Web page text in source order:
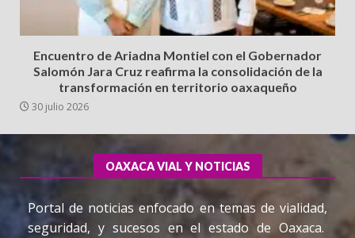
Encuentro de Ariadna Montiel con el Gobernador
Salomón Jara Cruz reafirma la consolidación de la
transformación en territorio oaxaqueño
30 julio 2026
OAXACA VIAL Y NOTICIAS
Portal de noticias enfocado en temas de vialidad,
seguridad, y sucesos en el estado de Oaxaca.